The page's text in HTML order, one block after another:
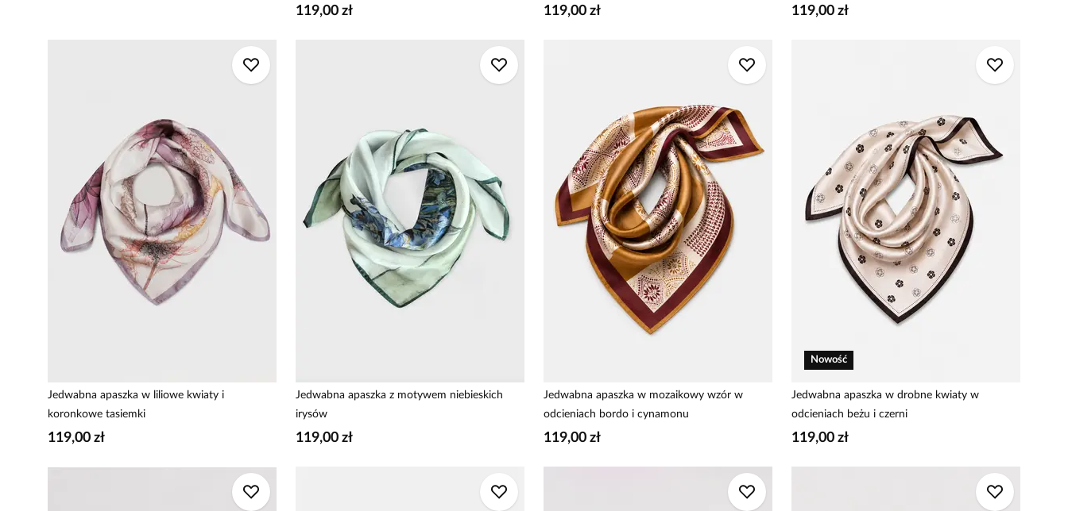
119,00 zł 119,00 zł 119,00 zł
Jedwabna apaszka w liliowe kwiaty i
koronkowe tasiemki
119,00 zł
Jedwabna apaszka z motywem niebieskich
irysów
119,00 zł
Jedwabna apaszka w mozaikowy wzór w
odcieniach bordo i cynamonu
119,00 zł
Nowość
Jedwabna apaszka w drobne kwiaty w
odcieniach beżu i czerni
119,00 zł